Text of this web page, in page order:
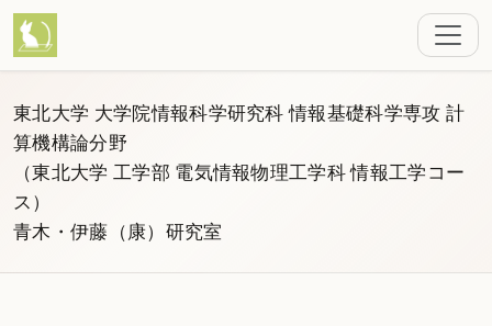
東北大学 大学院情報科学研究科 情報基礎科学専攻 計
算機構論分野
（東北大学 工学部 電気情報物理工学科 情報工学コー
ス）
青木・伊藤（康）研究室